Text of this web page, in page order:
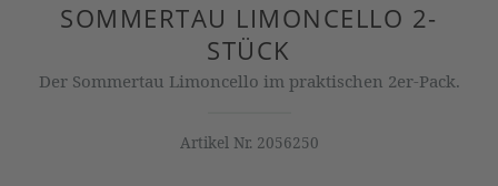
SOMMERTAU LIMONCELLO 2-
STÜCK
Der Sommertau Limoncello im praktischen 2er-Pack.
Artikel Nr. 2056250